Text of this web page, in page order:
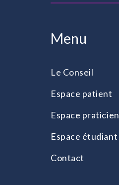
Menu
Le Conseil
Espace patient
Espace praticien
Espace étudiant
Contact